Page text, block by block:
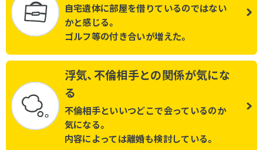
自宅遺体に部屋を借りているのではない
かと感じる。
ゴルフ等の付き合いが増えた。
浮気、不倫相手との関係が気にな
る
不倫相手といいつどこで会っているのか
気になる。
内容によっては離婚も検討している。